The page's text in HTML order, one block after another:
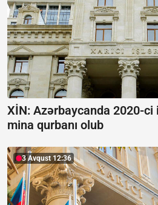
XİN: Azərbaycanda 2020-
mina qurbanı olub
3 Avqust 12:36